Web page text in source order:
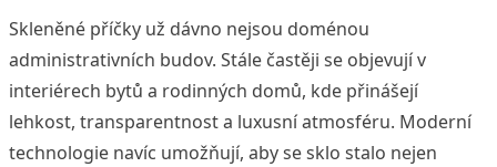
Skleněné příčky už dávno nejsou doménou
administrativních budov. Stále častěji se objevují v
interiérech bytů a rodinných domů, kde přinášejí
lehkost, transparentnost a luxusní atmosféru. Moderní
technologie navíc umožňují, aby se sklo stalo nejen